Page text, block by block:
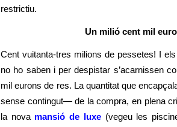
restrictiu.
Un milió cent mil
Cent vuitanta-tres milions de pessetes! I els
no ho saben i per despistar s’acarnissen
mil eurons de res. La quantitat que
sense contingut—de la compra, en plena
la nova mansió de luxe(vegeu les